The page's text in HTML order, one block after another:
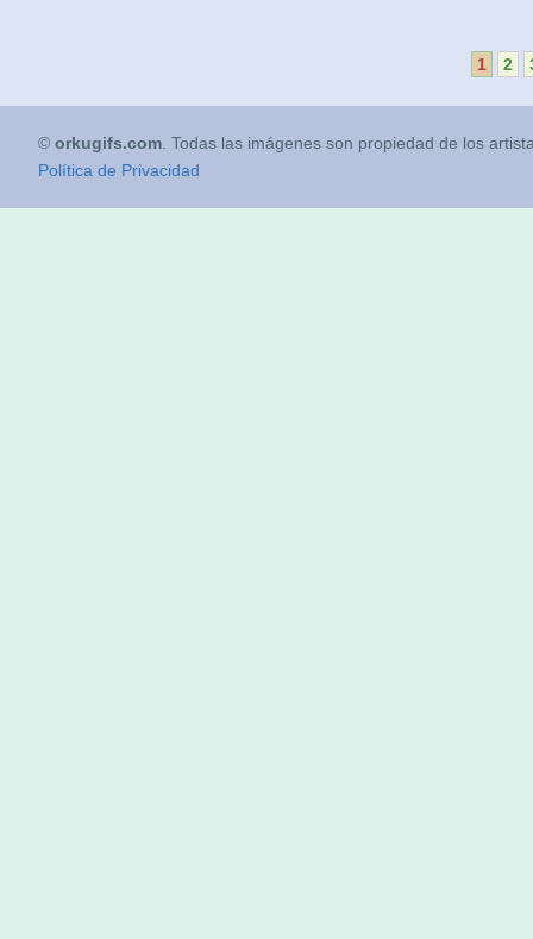
1 2
© orkugifs.com. Todas las imágenes son propiedad de los
Política de Privacidad